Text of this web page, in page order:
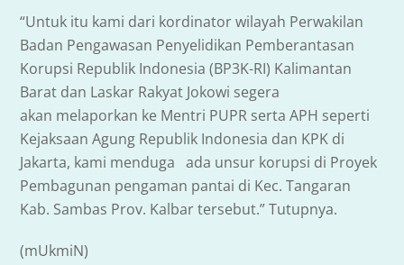
“Untuk itu kami dari kordinator wilayah Perwakilan
Badan Pengawasan Penyelidikan Pemberantasan
Korupsi Republik Indonesia (BP3K-RI) Kalimantan
Barat dan Laskar Rakyat Jokowi segera
akan melaporkan ke Mentri PUPR serta APH seperti
Kejaksaan Agung Republik Indonesia dan KPK di
Jakarta, kami menduga ada unsur korupsi di Proyek
Pembagunan pengaman pantai di Kec. Tangaran
Kab. Sambas Prov. Kalbar tersebut.” Tutupnya.
(mUkmiN)